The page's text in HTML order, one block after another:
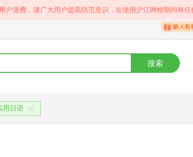
退费，请广大用户提高防范意识，在使用沪江网校期间有任
搜索
用日语